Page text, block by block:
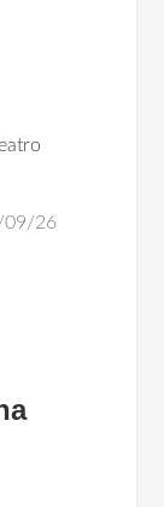
09/26